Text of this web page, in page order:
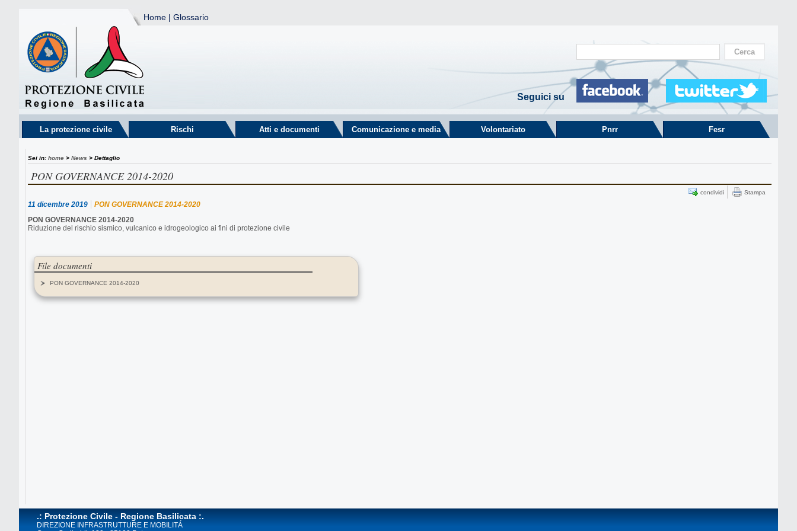
Home | Glossario
Seguici su
La protezione civile Rischi Atti e documenti Comunicazione e media Volontariato Pnrr Fesr
Sei in: home > News > Dettaglio
PON GOVERNANCE 2014-2020
condividi Stampa
11 dicembre 2019
PON GOVERNANCE 2014-2020
PON GOVERNANCE 2014-2020
Riduzione del rischio sismico, vulcanico e idrogeologico ai fini di protezione civile
File documenti
PON GOVERNANCE 2014-2020
.: Protezione Civile - Regione Basilicata :.
DIREZIONE INFRASTRUTTURE E MOBILITÁ